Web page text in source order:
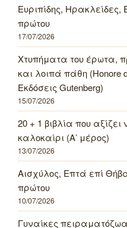
Ευριπίδης, Ηρακλείδες,
πρώτου
17/07/2026
Χτυπήματα του έρωτα,
και λοιπά πάθη (Honore
Εκδόσεις Gutenberg)
15/07/2026
20 + 1 βιβλία που
καλοκαίρι (Α’ μέρος)
13/07/2026
Αισχύλος, Επτά επί
πρώτου
10/07/2026
Γυναίκες πειραματόζωα